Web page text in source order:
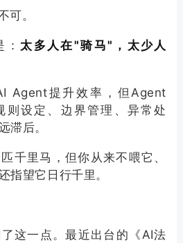
可。
太多人在"骑马"，太少人
Agent提升效率，但Agent
设定、边界管理、异常处
后。
千里马，但你从来不喂它、
指望它日行千里。
这一点。最近出台的《AI法